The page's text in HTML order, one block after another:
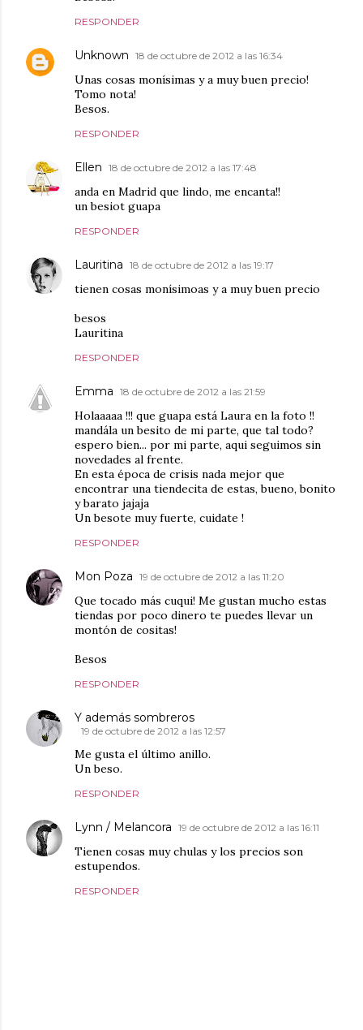
RESPONDER
Unknown 18 de octubre de 2012 a las 16:34
Unas cosas monísimas y a muy buen precio!
Tomo nota!
Besos.
RESPONDER
Ellen 18 de octubre de 2012 a las 17:48
anda en Madrid que lindo, me encanta!!
un besiot guapa
RESPONDER
Lauritina 18 de octubre de 2012 a las 19:17
tienen cosas monísimoas y a muy buen precio
besos
Lauritina
RESPONDER
Emma 18 de octubre de 2012 a las 21:59
Holaaaaa !!! que guapa está Laura en la foto !!
mandála un besito de mi parte, que tal todo?
espero bien... por mi parte, aqui seguimos sin
novedades al frente.
En esta época de crisis nada mejor que
encontrar una tiendecita de estas, bueno, bonito
y barato jajaja
Un besote muy fuerte, cuidate !
RESPONDER
Mon Poza 19 de octubre de 2012 a las 11:20
Que tocado más cuqui! Me gustan mucho estas
tiendas por poco dinero te puedes llevar un
montón de cositas!
Besos
RESPONDER
Y además sombreros
19 de octubre de 2012 a las 12:57
Me gusta el último anillo.
Un beso.
RESPONDER
Lynn / Melancora 19 de octubre de 2012 a las 16:11
Tienen cosas muy chulas y los precios son
estupendos.
RESPONDER